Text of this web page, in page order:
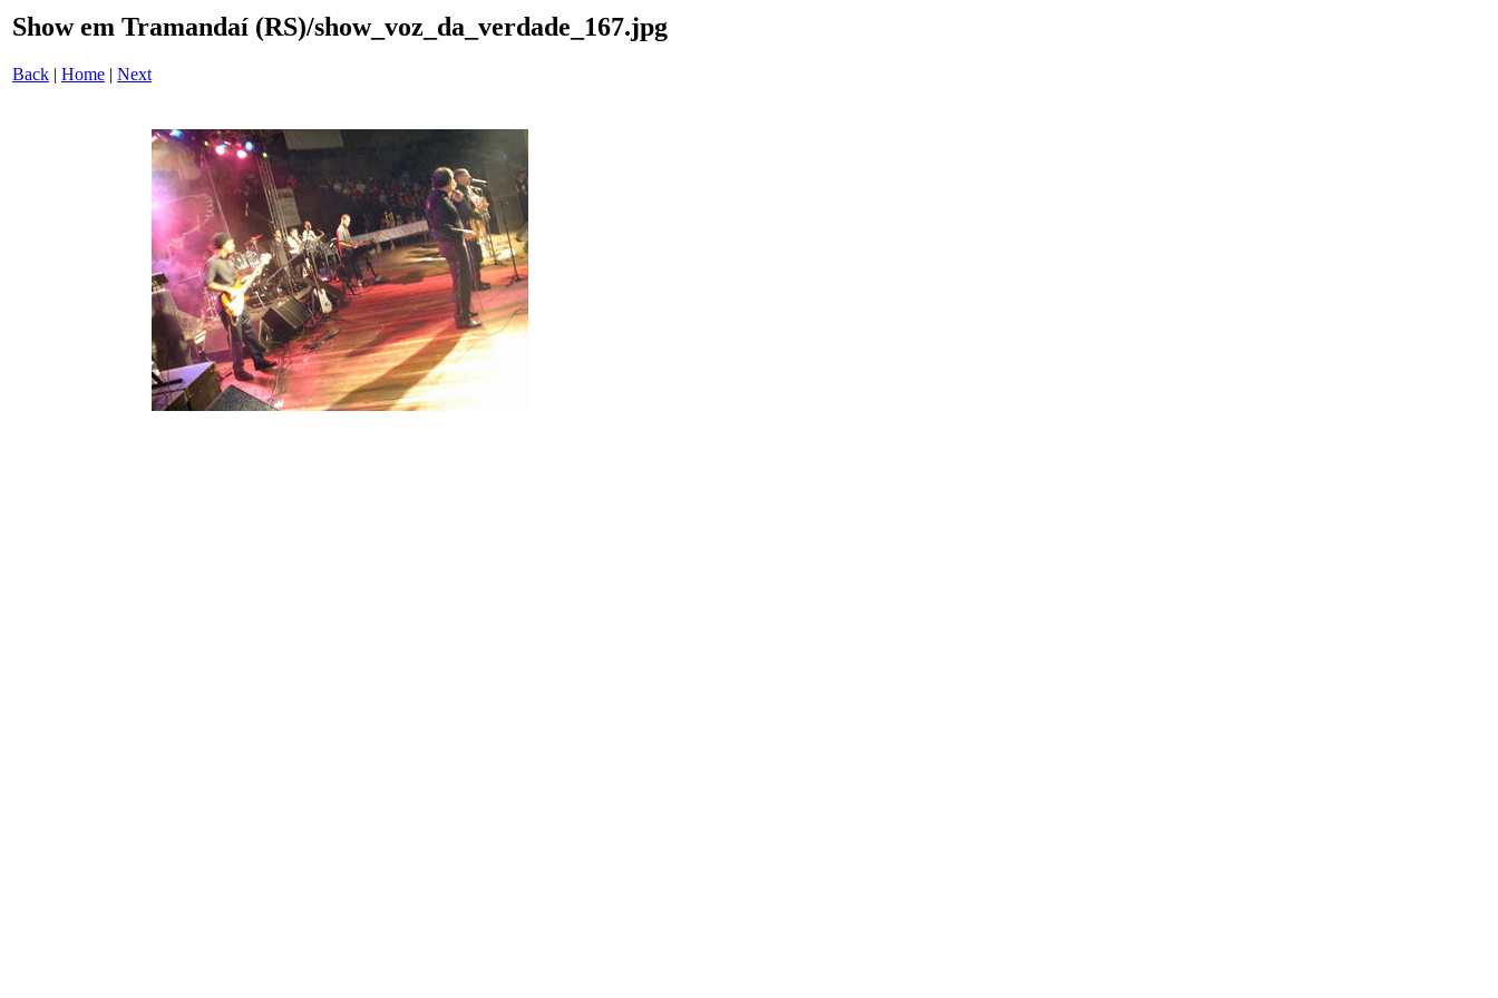
Show em Tramandaí (RS)/show_voz_da_verdade_167.jpg
Back | Home | Next